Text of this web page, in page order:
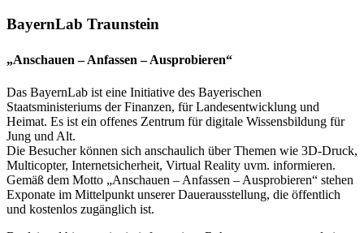
BayernLab Traunstein
„Anschauen – Anfassen – Ausprobieren“
Das BayernLab ist eine Initiative des Bayerischen
Staatsministeriums der Finanzen, für Landesentwicklung und
Heimat. Es ist ein offenes Zentrum für digitale Wissensbildung für
Jung und Alt.
Die Besucher können sich anschaulich über Themen wie 3D-Druck,
Multicopter, Internetsicherheit, Virtual Reality uvm. informieren.
Gemäß dem Motto „Anschauen – Anfassen – Ausprobieren“ stehen
Exponate im Mittelpunkt unserer Dauerausstellung, die öffentlich
und kostenlos zugänglich ist.